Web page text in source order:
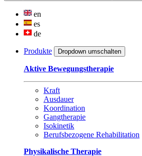
en
es
de
Produkte Dropdown umschalten
Aktive Bewegungstherapie
Kraft
Ausdauer
Koordination
Gangtherapie
Isokinetik
Berufsbezogene Rehabilitation
Physikalische Therapie